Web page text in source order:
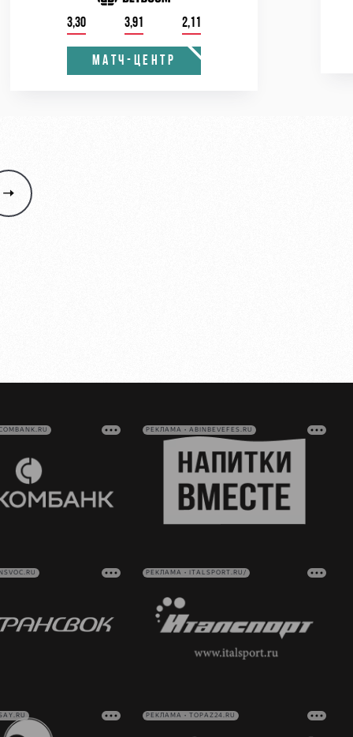
3,30 3,91 2,11
МАТЧ-ЦЕНТР
РЕКЛАМА • ABINBEVEFES.RU
РЕКЛАМА • ITALSPORT.RU/
РЕКЛАМА • TOPAZ24.RU